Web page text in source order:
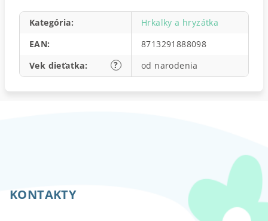
Kategória:
Hrkalky a hryzátka
EAN:
8713291888098
?
Vek dieťatka: od narodenia
KONTAKTY